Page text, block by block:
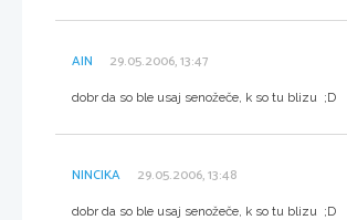
AIN 29.05.2006, 13:47
dobr da so ble usaj senožeče, k so tu blizu ;D
NINCIKA 29.05.2006, 13:48
dobr da so ble usaj senožeče, k so tu blizu ;D